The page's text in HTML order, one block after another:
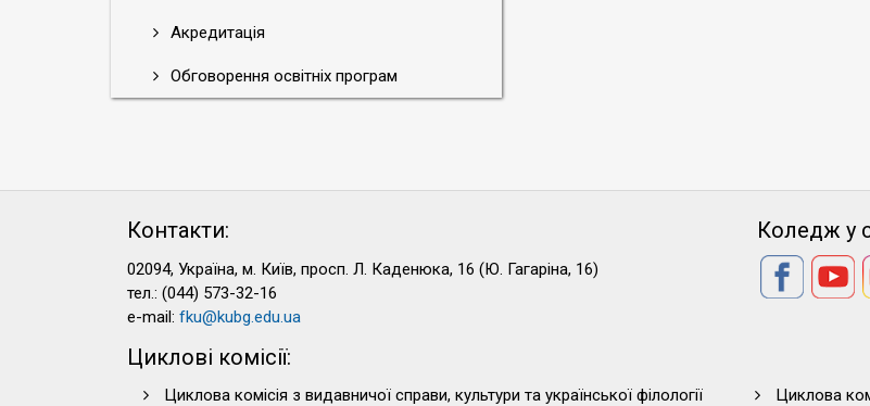
Акредитація
Обговорення освітніх програм
Контакти:
02094, Україна, м. Київ, просп. Л. Каденюка, 16 (Ю. Гагаріна, 16)
тел.: (044) 573-32-16
e-mail: fku@kubg.edu.ua
Коледж у
Циклові комісії:
Циклова комісія з видавничої справи, культури та української філології
Циклова